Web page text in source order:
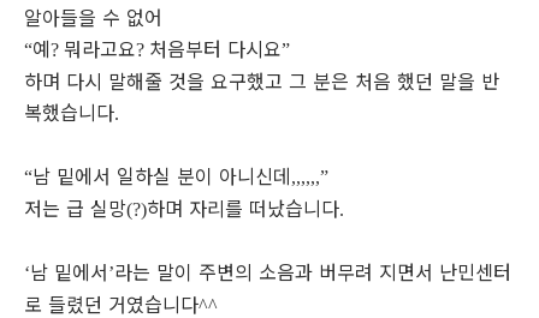
알아들을 수 없어
“예? 뭐라고요? 처음부터 다시요”
하며 다시 말해줄 것을 요구했고 그 분은 처음 했던 말을 반
복했습니다.
“남 밑에서 일하실 분이 아니신데,,,,,,”
저는 급 실망(?)하며 자리를 떠났습니다.
‘남 밑에서’라는 말이 주변의 소음과 버무려 지면서 난민센터
로 들렸던 거였습니다^^